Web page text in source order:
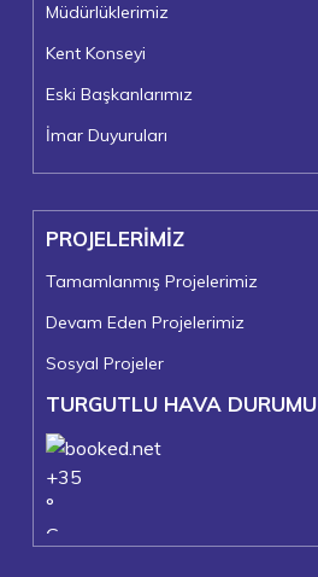
Müdürlüklerimiz
Kent Konseyi
Eski Başkanlarımız
İmar Duyuruları
PROJELERİMİZ
Tamamlanmış Projelerimiz
Devam Eden Projelerimiz
Sosyal Projeler
TURGUTLU HAVA DURUMU
+35
°
C